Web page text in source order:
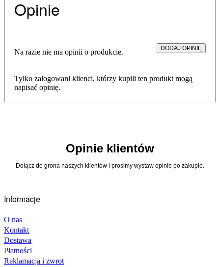
Opinie
Na razie nie ma opinii o produkcie. DODAJ OPINIĘ
Tylko zalogowani klienci, którzy kupili ten produkt mogą
napisać opinię.
Opinie klientów
Dołącz do grona naszych klientów i prosimy wystaw opinie po zakupie.
Informacje
O nas
Kontakt
Dostawa
Płatności
Reklamacja i zwrot